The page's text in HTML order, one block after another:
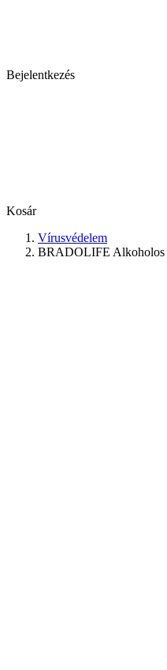
Bejelentkezés
Kosár
Vírusvédelem
BRADOLIFE Alkoholos